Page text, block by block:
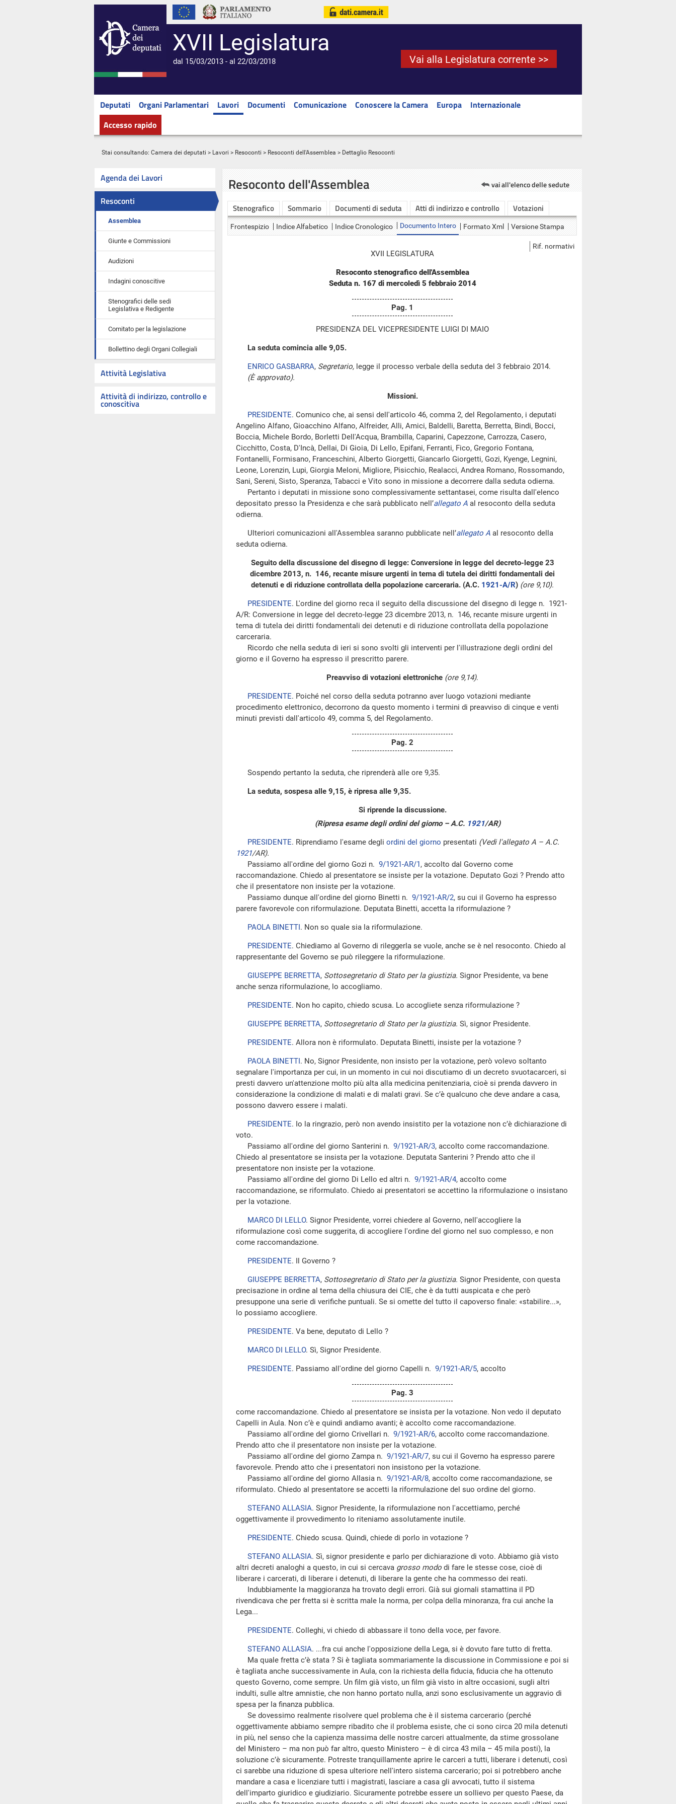
XVII Legislatura
dal 15/03/2013 - al 22/03/2018 Vai alla Legislatura corrente >>
Deputati Organi Parlamentari Lavori Documenti Comunicazione Conoscere la Camera Europa
Internazionale
Accesso rapido
Stai consultando: Camera dei deputati > Lavori > Resoconti > Resoconti dell'Assemblea > Dettaglio Resoconti
Agenda dei Lavori
Resoconti
Assemblea
Giunte e Commissioni
Audizioni
Indagini conoscitive
Stenografici delle sedi
Legislativa e Redigente
Comitato per la legislazione
Bollettino degli Organi Collegiali
Attività Legislativa
Attività di indirizzo, controllo e
conoscitiva
Resoconto dell'Assemblea vai all'elenco delle sedute
Stenografico Sommario Documenti di seduta Atti di indirizzo e controllo Votazioni
Frontespizio Indice Alfabetico Indice Cronologico Documento Intero Formato Xml Versione Stampa
Rif. normativi
XVII LEGISLATURA
Resoconto stenografico dell'Assemblea
Seduta n. 167 di mercoledì 5 febbraio 2014
Pag. 1
PRESIDENZA DEL VICEPRESIDENTE LUIGI DI MAIO
La seduta comincia alle 9,05.
ENRICO GASBARRA, Segretario, legge il processo verbale della seduta del 3 febbraio 2014.
(È approvato).
Missioni.
PRESIDENTE. Comunico che, ai sensi dell'articolo 46, comma 2, del Regolamento, i deputati
Angelino Alfano, Gioacchino Alfano, Alfreider, Alli, Amici, Baldelli, Baretta, Berretta, Bindi, Bocci,
Boccia, Michele Bordo, Borletti Dell'Acqua, Brambilla, Caparini, Capezzone, Carrozza, Casero,
Cicchitto, Costa, D'Incà, Dellai, Di Gioia, Di Lello, Epifani, Ferranti, Fico, Gregorio Fontana,
Fontanelli, Formisano, Franceschini, Alberto Giorgetti, Giancarlo Giorgetti, Gozi, Kyenge, Legnini,
Leone, Lorenzin, Lupi, Giorgia Meloni, Migliore, Pisicchio, Realacci, Andrea Romano, Rossomando,
Sani, Sereni, Sisto, Speranza, Tabacci e Vito sono in missione a decorrere dalla seduta odierna.
Pertanto i deputati in missione sono complessivamente settantasei, come risulta dall'elenco
depositato presso la Presidenza e che sarà pubblicato nell’allegato A al resoconto della seduta
odierna.
Ulteriori comunicazioni all'Assemblea saranno pubblicate nell’allegato A al resoconto della
seduta odierna.
Seguito della discussione del disegno di legge: Conversione in legge del decreto-legge 23
dicembre 2013, n. 146, recante misure urgenti in tema di tutela dei diritti fondamentali dei
detenuti e di riduzione controllata della popolazione carceraria. (A.C. 1921-A/R) (ore 9,10).
PRESIDENTE. L'ordine del giorno reca il seguito della discussione del disegno di legge n. 1921-
A/R: Conversione in legge del decreto-legge 23 dicembre 2013, n. 146, recante misure urgenti in
tema di tutela dei diritti fondamentali dei detenuti e di riduzione controllata della popolazione
carceraria.
Ricordo che nella seduta di ieri si sono svolti gli interventi per l'illustrazione degli ordini del
giorno e il Governo ha espresso il prescritto parere.
Preavviso di votazioni elettroniche (ore 9,14).
PRESIDENTE. Poiché nel corso della seduta potranno aver luogo votazioni mediante
procedimento elettronico, decorrono da questo momento i termini di preavviso di cinque e venti
minuti previsti dall'articolo 49, comma 5, del Regolamento.
Pag. 2
Sospendo pertanto la seduta, che riprenderà alle ore 9,35.
La seduta, sospesa alle 9,15, è ripresa alle 9,35.
Si riprende la discussione.
(Ripresa esame degli ordini del giorno – A.C. 1921/AR)
PRESIDENTE. Riprendiamo l'esame degli ordini del giorno presentati (Vedi l'allegato A – A.C.
1921/AR).
Passiamo all'ordine del giorno Gozi n. 9/1921-AR/1, accolto dal Governo come
raccomandazione. Chiedo al presentatore se insiste per la votazione. Deputato Gozi ? Prendo atto
che il presentatore non insiste per la votazione.
Passiamo dunque all'ordine del giorno Binetti n. 9/1921-AR/2, su cui il Governo ha espresso
parere favorevole con riformulazione. Deputata Binetti, accetta la riformulazione ?
PAOLA BINETTI. Non so quale sia la riformulazione.
PRESIDENTE. Chiediamo al Governo di rileggerla se vuole, anche se è nel resoconto. Chiedo al
rappresentante del Governo se può rileggere la riformulazione.
GIUSEPPE BERRETTA, Sottosegretario di Stato per la giustizia. Signor Presidente, va bene
anche senza riformulazione, lo accogliamo.
PRESIDENTE. Non ho capito, chiedo scusa. Lo accogliete senza riformulazione ?
GIUSEPPE BERRETTA, Sottosegretario di Stato per la giustizia. Sì, signor Presidente.
PRESIDENTE. Allora non è riformulato. Deputata Binetti, insiste per la votazione ?
PAOLA BINETTI. No, Signor Presidente, non insisto per la votazione, però volevo soltanto
segnalare l'importanza per cui, in un momento in cui noi discutiamo di un decreto svuotacarceri, si
presti davvero un'attenzione molto più alta alla medicina penitenziaria, cioè si prenda davvero in
considerazione la condizione di malati e di malati gravi. Se c’è qualcuno che deve andare a casa,
possono davvero essere i malati.
PRESIDENTE. Io la ringrazio, però non avendo insistito per la votazione non c’è dichiarazione di
voto.
Passiamo all'ordine del giorno Santerini n. 9/1921-AR/3, accolto come raccomandazione.
Chiedo al presentatore se insista per la votazione. Deputata Santerini ? Prendo atto che il
presentatore non insiste per la votazione.
Passiamo all'ordine del giorno Di Lello ed altri n. 9/1921-AR/4, accolto come
raccomandazione, se riformulato. Chiedo ai presentatori se accettino la riformulazione o insistano
per la votazione.
MARCO DI LELLO. Signor Presidente, vorrei chiedere al Governo, nell'accogliere la
riformulazione così come suggerita, di accogliere l'ordine del giorno nel suo complesso, e non
come raccomandazione.
PRESIDENTE. Il Governo ?
GIUSEPPE BERRETTA, Sottosegretario di Stato per la giustizia. Signor Presidente, con questa
precisazione in ordine al tema della chiusura dei CIE, che è da tutti auspicata e che però
presuppone una serie di verifiche puntuali. Se si omette del tutto il capoverso finale: «stabilire...»,
lo possiamo accogliere.
PRESIDENTE. Va bene, deputato di Lello ?
MARCO DI LELLO. Sì, Signor Presidente.
PRESIDENTE. Passiamo all'ordine del giorno Capelli n. 9/1921-AR/5, accolto
Pag. 3
come raccomandazione. Chiedo al presentatore se insista per la votazione. Non vedo il deputato
Capelli in Aula. Non c’è e quindi andiamo avanti; è accolto come raccomandazione.
Passiamo all'ordine del giorno Crivellari n. 9/1921-AR/6, accolto come raccomandazione.
Prendo atto che il presentatore non insiste per la votazione.
Passiamo all'ordine del giorno Zampa n. 9/1921-AR/7, su cui il Governo ha espresso parere
favorevole. Prendo atto che i presentatori non insistono per la votazione.
Passiamo all'ordine del giorno Allasia n. 9/1921-AR/8, accolto come raccomandazione, se
riformulato. Chiedo al presentatore se accetti la riformulazione del suo ordine del giorno.
STEFANO ALLASIA. Signor Presidente, la riformulazione non l'accettiamo, perché
oggettivamente il provvedimento lo riteniamo assolutamente inutile.
PRESIDENTE. Chiedo scusa. Quindi, chiede di porlo in votazione ?
STEFANO ALLASIA. Sì, signor presidente e parlo per dichiarazione di voto. Abbiamo già visto
altri decreti analoghi a questo, in cui si cercava grosso modo di fare le stesse cose, cioè di
liberare i carcerati, di liberare i detenuti, di liberare la gente che ha commesso dei reati.
Indubbiamente la maggioranza ha trovato degli errori. Già sui giornali stamattina il PD
rivendicava che per fretta si è scritta male la norma, per colpa della minoranza, fra cui anche la
Lega...
PRESIDENTE. Colleghi, vi chiedo di abbassare il tono della voce, per favore.
STEFANO ALLASIA. ...fra cui anche l'opposizione della Lega, si è dovuto fare tutto di fretta.
Ma quale fretta c’è stata ? Si è tagliata sommariamente la discussione in Commissione e poi si
è tagliata anche successivamente in Aula, con la richiesta della fiducia, fiducia che ha ottenuto
questo Governo, come sempre. Un film già visto, un film già visto in altre occasioni, sugli altri
indulti, sulle altre amnistie, che non hanno portato nulla, anzi sono esclusivamente un aggravio di
spesa per la finanza pubblica.
Se dovessimo realmente risolvere quel problema che è il sistema carcerario (perché
oggettivamente abbiamo sempre ribadito che il problema esiste, che ci sono circa 20 mila detenuti
in più, nel senso che la capienza massima delle nostre carceri attualmente, da stime grossolane
del Ministero – ma non può far altro, questo Ministero – è di circa 43 mila – 45 mila posti), la
soluzione c’è sicuramente. Potreste tranquillamente aprire le carceri a tutti, liberare i detenuti, così
ci sarebbe una riduzione di spesa ulteriore nell'intero sistema carcerario; poi si potrebbero anche
mandare a casa e licenziare tutti i magistrati, lasciare a casa gli avvocati, tutto il sistema
dell'imparto giuridico e giudiziario. Sicuramente potrebbe essere un sollievo per questo Paese, da